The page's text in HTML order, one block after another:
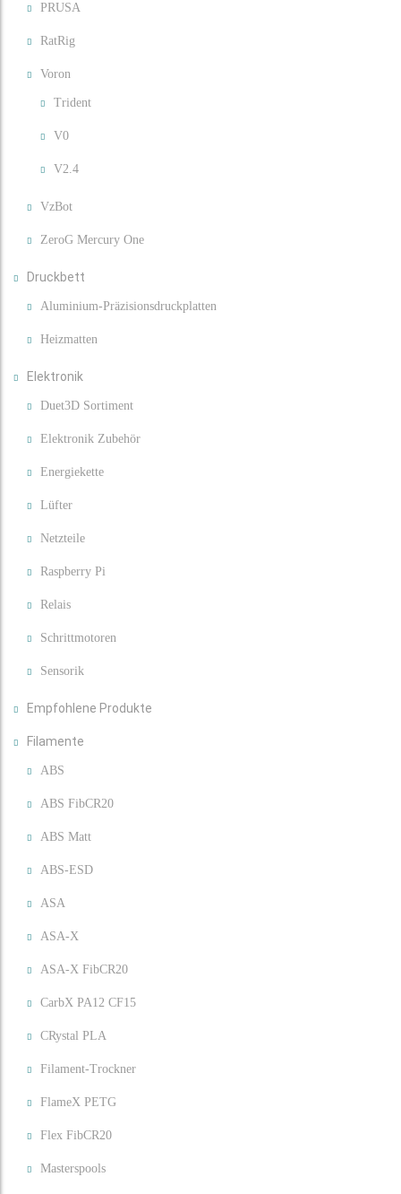
PRUSA
RatRig
Voron
Trident
V0
V2.4
VzBot
ZeroG Mercury One
Druckbett
Aluminium-Präzisionsdruckplatten
Heizmatten
Elektronik
Duet3D Sortiment
Elektronik Zubehör
Energiekette
Lüfter
Netzteile
Raspberry Pi
Relais
Schrittmotoren
Sensorik
Empfohlene Produkte
Filamente
ABS
ABS FibCR20
ABS Matt
ABS-ESD
ASA
ASA-X
ASA-X FibCR20
CarbX PA12 CF15
CRystal PLA
Filament-Trockner
FlameX PETG
Flex FibCR20
Masterspools